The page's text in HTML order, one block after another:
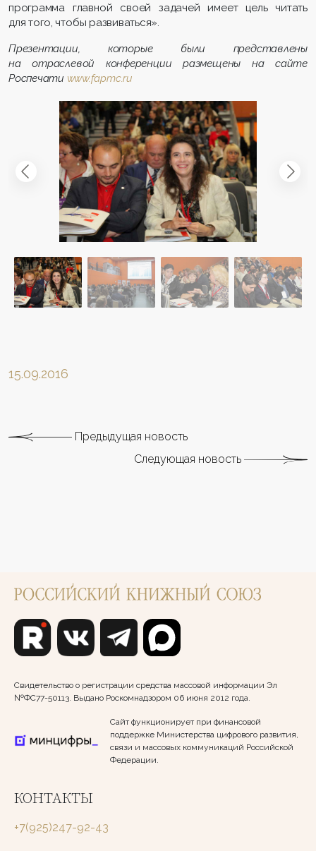
программа главной своей задачей имеет цель читать
для того, чтобы развиваться».
Презентации, которые были представлены
на отраслевой конференции размещены на сайте
Роспечати www.fapmc.ru
15.09.2016
Предыдущая новость
Следующая новость
Свидетельство о регистрации средства массовой информации Эл
№ФС77-50113. Выдано Роскомнадзором 06 июня 2012 года.
Сайт функционирует при финансовой
поддержке Министерства цифрового развития,
связи и массовых коммуникаций Российской
Федерации.
КОНТАКТЫ
+7(925)247-92-43